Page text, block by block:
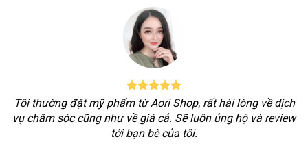
Tôi thường đặt mỹ phẩm từ Aori Shop, rất hài lòng về dịch
vụ chăm sóc cũng như về giá cả. Sẽ luôn ủng hộ và review
tới bạn bè của tôi.